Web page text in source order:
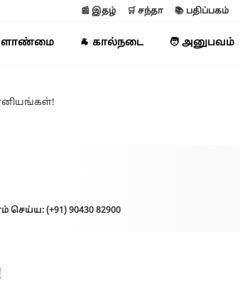
📰 இதழ் 🛒 சந்தா 📚 பதிப்பகம்
🐐 கால்நடை 🧑 அனுபவம்
செய்ய: (+91) 90430 82900